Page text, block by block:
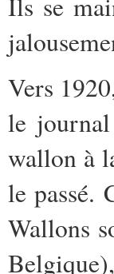
Vers
le
wallon à
le passé.
Wallons